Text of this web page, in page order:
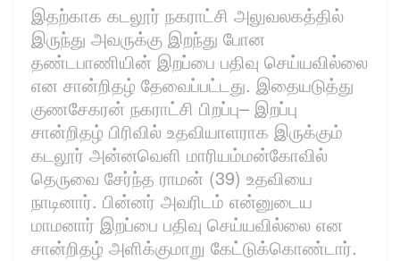
இதற்காக கடலூர் நகராட்சி அலுவலகத்தில்
இருந்து அவருக்கு இறந்து போன
தண்டபாணியின் இறப்பை பதிவு செய்யவில்லை
என சான்றிதழ் தேவைப்பட்டது. இதையடுத்து
குணசேகரன் நகராட்சி பிறப்பு– இறப்பு
சான்றிதழ் பிரிவில் உதவியாளராக இருக்கும்
கடலூர் அன்னவெளி மாரியம்மன்கோவில்
தெருவை சேர்ந்த ராமன் (39) உதவியை
நாடினார். பின்னர் அவரிடம் என்னுடைய
மாமனார் இறப்பை பதிவு செய்யவில்லை என
சான்றிதழ் அளிக்குமாறு கேட்டுக்கொண்டார்.